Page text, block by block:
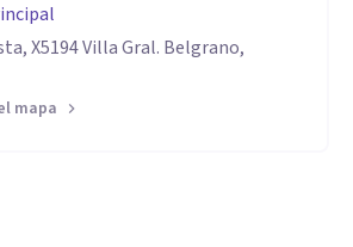
X5194 Villa Gral. Belgrano,
mapa